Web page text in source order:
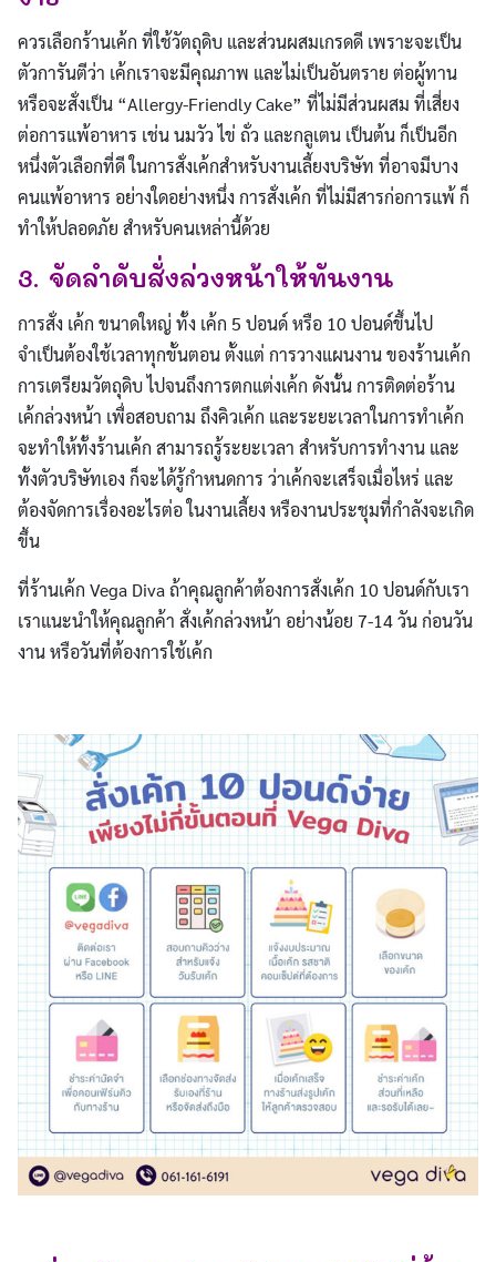
ควรเลือกร้านเค้ก ที่ใช้วัตถุดิบ และส่วนผสมเกรดดี เพราะจะเป็น
ตัวการันตีว่า เค้กเราจะมีคุณภาพ และไม่เป็นอันตราย ต่อผู้ทาน
หรือจะสั่งเป็น “Allergy-Friendly Cake” ที่ไม่มีส่วนผสม ที่เสี่ยง
ต่อการแพ้อาหาร เช่น นมวัว ไข่ ถั่ว และกลูเตน เป็นต้น ก็เป็นอีก
หนึ่งตัวเลือกที่ดี ในการสั่งเค้กสำหรับงานเลี้ยงบริษัท ที่อาจมีบาง
คนแพ้อาหาร อย่างใดอย่างหนึ่ง การสั่งเค้ก ที่ไม่มีสารก่อการแพ้ ก็
ทำให้ปลอดภัย สำหรับคนเหล่านี้ด้วย
3. จัดลำดับสั่งล่วงหน้าให้ทันงาน
การสั่ง เค้ก ขนาดใหญ่ ทั้ง เค้ก 5 ปอนด์ หรือ 10 ปอนด์ขึ้นไป
จำเป็นต้องใช้เวลาทุกขั้นตอน ตั้งแต่ การวางแผนงาน ของร้านเค้ก
การเตรียมวัตถุดิบ ไปจนถึงการตกแต่งเค้ก ดังนั้น การติดต่อร้าน
เค้กล่วงหน้า เพื่อสอบถาม ถึงคิวเค้ก และระยะเวลาในการทำเค้ก
จะทำให้ทั้งร้านเค้ก สามารถรู้ระยะเวลา สำหรับการทำงาน และ
ทั้งตัวบริษัทเอง ก็จะได้รู้กำหนดการ ว่าเค้กจะเสร็จเมื่อไหร่ และ
ต้องจัดการเรื่องอะไรต่อ ในงานเลี้ยง หรืองานประชุมที่กำลังจะเกิด
ขึ้น
ที่ร้านเค้ก Vega Diva ถ้าคุณลูกค้าต้องการสั่งเค้ก 10 ปอนด์กับเรา
เราแนะนำให้คุณลูกค้า สั่งเค้กล่วงหน้า อย่างน้อย 7-14 วัน ก่อนวัน
งาน หรือวันที่ต้องการใช้เค้ก